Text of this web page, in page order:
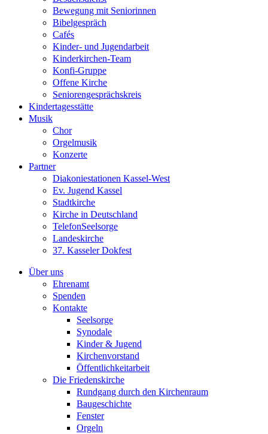
Bewegung mit Seniorinnen
Bibelgespräch
Cafés
Kinder- und Jugendarbeit
Kinderkirchen-Team
Konfi-Gruppe
Offene Kirche
Seniorengesprächskreis
Kindertagesstätte
Musik
Chor
Orgelmusik
Konzerte
Partner
Diakoniestationen Kassel-West
Ev. Jugend Kassel
Stadtkirche
Kirche in Deutschland
TelefonSeelsorge
Landeskirche
37. Kasseler Dokfest
Über uns
Ehrenamt
Spenden
Kontakte
Seelsorge
Synodale
Kinder & Jugend
Kirchenvorstand
Öffentlichkeitarbeit
Die Friedenskirche
Rundgang durch den Kirchenraum
Baugeschichte
Fenster
Orgeln